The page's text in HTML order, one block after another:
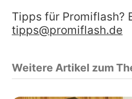
Tipps für Promiflash?
tipps@promiflash.de
Weitere Artikel zum